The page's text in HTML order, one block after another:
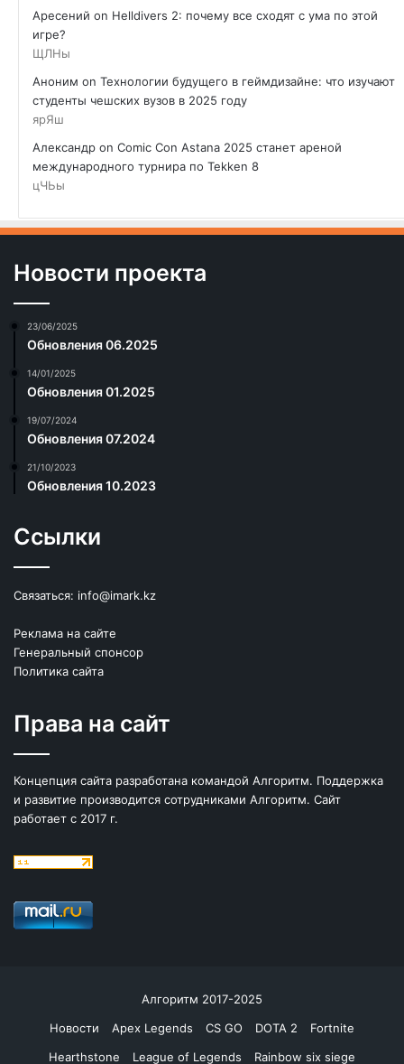
Аресений on Helldivers 2: почему все сходят с ума по этой
игре?
ЩЛНы
Аноним on Технологии будущего в геймдизайне: что изучают
студенты чешских вузов в 2025 году
ярЯш
Александр on Comic Con Astana 2025 станет ареной
международного турнира по Tekken 8
цЧЬы
Новости проекта
23/06/2025
Обновления 06.2025
14/01/2025
Обновления 01.2025
19/07/2024
Обновления 07.2024
21/10/2023
Обновления 10.2023
Ссылки
Связаться: info@imark.kz
Реклама на сайте
Генеральный спонсор
Политика сайта
Права на сайт
Концепция сайта разработана командой Алгоритм. Поддержка
и развитие производится сотрудниками Алгоритм. Сайт
работает с 2017 г.
Алгоритм 2017-2025
Новости
Apex Legends CS GO DOTA 2
Fortnite
Hearthstone
League of Legends Rainbow six siege